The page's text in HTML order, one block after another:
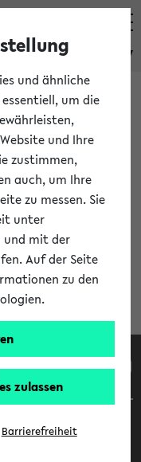
eKVV
die Ihnen
zur Verfügung
an:
und ähnliche
um die
und Ihre
zustimmen,
auch, um Ihre
zu messen. Sie
unter
und mit der
Auf der Seite
zu den
zulassen
Barrierefreiheit